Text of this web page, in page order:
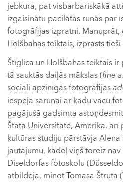
jebkura, pat visbarbariskākā
izgaisinātu pacilātās runās par
fotogrāfijas izpratni. Manuprāt,
Holšbahas teiktais, izprasts
Štīglica un Holšbahas teiktais
tā sauktās daiļās mākslas (fine
sociāli apzinīgās fotogrāfijas
iespēja sarunai ar kādu vācu
pagājušā gadsimta
Štata Universitātē, Amerikā,
kultūras studiju pārstāvja Alena
jautājumu, kādēļ viņš toreiz
Diseldorfas fotoskolu
atbildēja, minot Tomasa Štruta